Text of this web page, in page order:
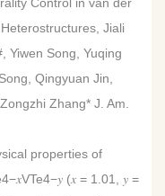
Jiali
Yiwen Song, Yuqing
Qingyuan Jin,
Zhang* J. Am.
properties of
(𝑥 = 1.01, 𝑦 =